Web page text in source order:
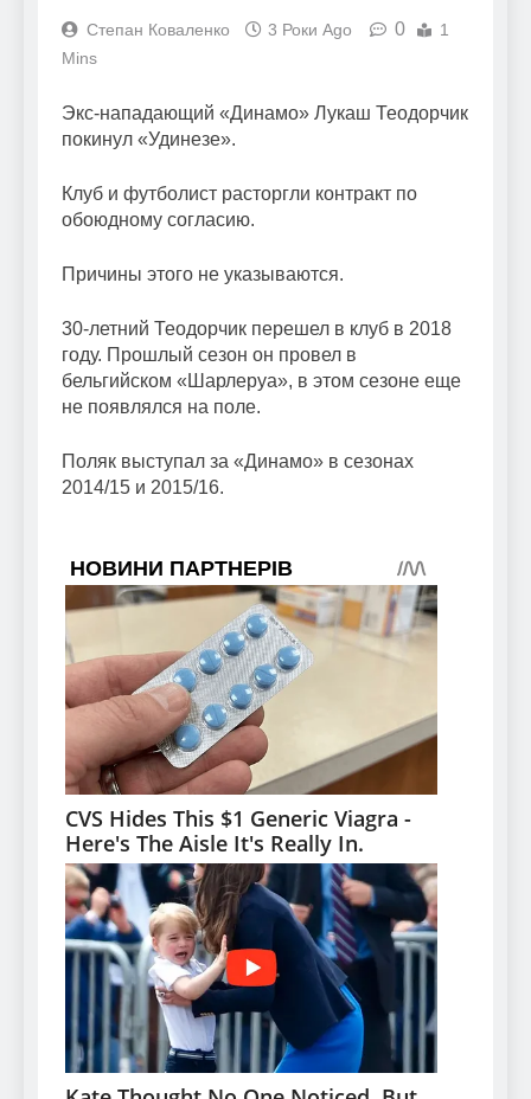
Степан Коваленко 3 Роки Ago 0
1
Mins
Экс-нападающий «Динамо» Лукаш Теодорчик
покинул «Удинезе».
Клуб и футболист расторгли контракт по
обоюдному согласию.
Причины этого не указываются.
30-летний Теодорчик перешел в клуб в 2018
году. Прошлый сезон он провел в
бельгийском «Шарлеруа», в этом сезоне еще
не появлялся на поле.
Поляк выступал за «Динамо» в сезонах
2014/15 и 2015/16.